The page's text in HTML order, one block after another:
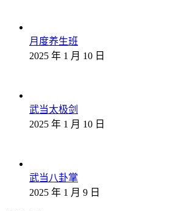
月度养生班
2025 年 1 月 10 日
武当太极剑
2025 年 1 月 10 日
武当八卦掌
2025 年 1 月 9 日